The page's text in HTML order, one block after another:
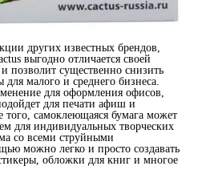
других известных брендов,
выгодно отличается своей
позволит существенно снизить
малого и среднего бизнеса.
для оформления офисов,
для печати афиш и
самоклеющаяся бумага может
для индивидуальных творческих
со всеми струйными
можно легко и просто создавать
обложки для книг и многое